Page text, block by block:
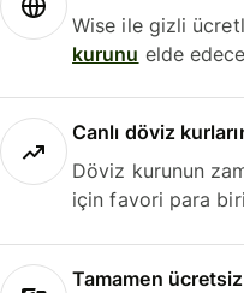
Wise ile gizli
kurunu elde
Canlı döviz
Döviz kurunun
için favori para
Tamamen